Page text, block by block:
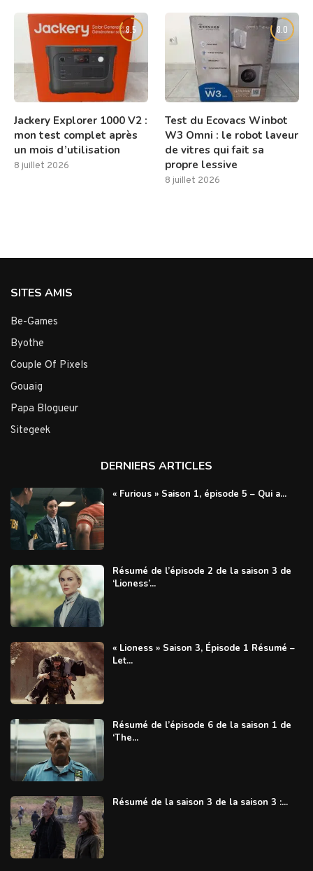
8.5
Jackery Explorer 1000 V2 :
mon test complet après
un mois d’utilisation
8 juillet 2026
8.0
Test du Ecovacs Winbot
W3 Omni : le robot laveur
de vitres qui fait sa
propre lessive
8 juillet 2026
SITES AMIS
Be-Games
Byothe
Couple Of Pixels
Gouaig
Papa Blogueur
Sitegeek
DERNIERS ARTICLES
« Furious » Saison 1, épisode 5 – Qui a...
Résumé de l’épisode 2 de la saison 3 de
‘Lioness’...
« Lioness » Saison 3, Épisode 1 Résumé –
Let...
Résumé de l’épisode 6 de la saison 1 de
‘The...
Résumé de la saison 3 de la saison 3 :...